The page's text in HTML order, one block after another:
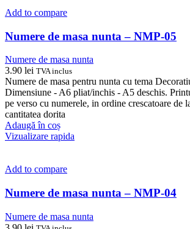
Add to compare
Numere de masa nunta – NMP-05
Numere de masa nunta
3.90 lei TVA inclus
Numere de masa pentru nunta cu tema
Dimensiune - A6 pliat/inchis - A5 deschis.
pe verso cu numerele, in ordine crescatoare de
cantitatea dorita
Adaugă în coș
Vizualizare rapida
Add to compare
Numere de masa nunta – NMP-04
Numere de masa nunta